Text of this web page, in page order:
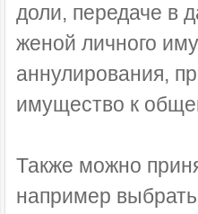
доли, передаче в
женой личного
аннулирования,
имущество к
Также можно
например